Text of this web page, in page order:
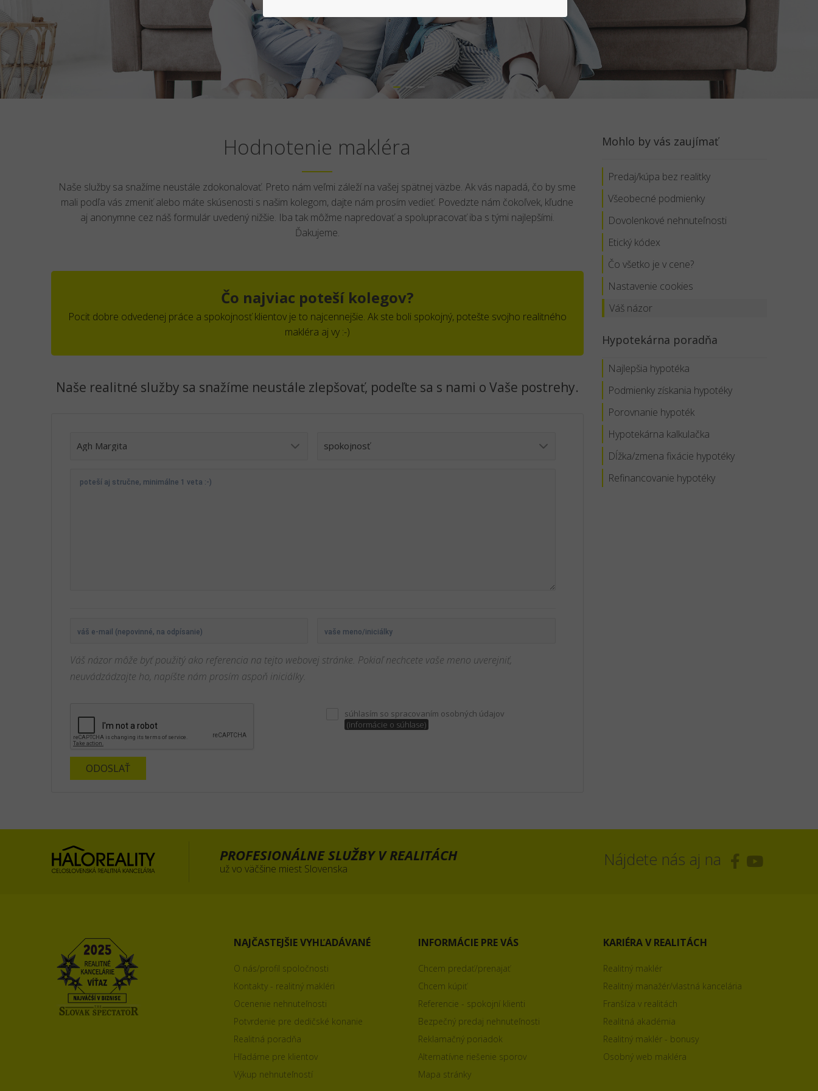
Hodnotenie makléra
Naše služby sa snažíme neustále zdokonalovať. Preto nám veľmi záleží na vašej spätnej väzbe. Ak vás napadá, čo by sme
mali podľa vás zmeniť alebo máte skúsenosti s našim kolegom, dajte nám prosím vedieť. Povedzte nám čokoľvek, kľudne
aj anonymne cez náš formulár uvedený nižšie. Iba tak môžme napredovať a spolupracovať iba s tými najlepšími.
Ďakujeme.
Čo najviac poteší kolegov?
Pocit dobre odvedenej práce a spokojnosť klientov je to najcennejšie. Ak ste boli spokojný, potešte svojho realitného
makléra aj vy :-)
Naše realitné služby sa snažíme neustále zlepšovať, podeľte sa s nami o Vaše postrehy.
Váš názor môže byť použitý ako referencia na tejto webovej stránke. Pokiaľ nechcete vaše meno uverejniť,
neuvádzádzajte ho, napíšte nám prosím aspoň iniciálky.
súhlasím so spracovaním osobných údajov
(informácie o súhlase)
ODOSLAŤ
Mohlo by vás zaujímať
Predaj/kúpa bez realitky
Všeobecné podmienky
Dovolenkové nehnuteľnosti
Etický kódex
Čo všetko je v cene?
Nastavenie cookies
Váš názor
Hypotekárna poradňa
Najlepšia hypotéka
Podmienky získania hypotéky
Porovnanie hypoték
Hypotekárna kalkulačka
Dĺžka/zmena fixácie hypotéky
Refinancovanie hypotéky
PROFESIONÁLNE SLUŽBY V REALITÁCH
už vo väčšine miest Slovenska Nájdete nás aj na
NAJČASTEJŠIE VYHĽADÁVANÉ
O nás/profil spoločnosti
Kontakty - realitný makléri
Ocenenie nehnuteľnosti
Potvrdenie pre dedičské konanie
Realitná poradňa
Hľadáme pre klientov
Výkup nehnuteľností
INFORMÁCIE PRE VÁS
Chcem predať/prenajať
Chcem kúpiť
Referencie - spokojní klienti
Bezpečný predaj nehnuteľnosti
Reklamačný poriadok
Alternatívne riešenie sporov
Mapa stránky
KARIÉRA V REALITÁCH
Realitný maklér
Realitný manažér/vlastná kancelária
Franšíza v realitách
Realitná akadémia
Realitný maklér - bonusy
Osobný web makléra